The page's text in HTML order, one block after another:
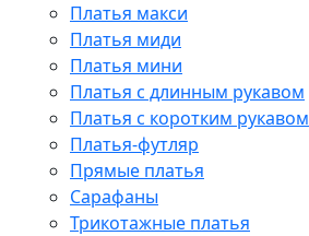
Платья макси
Платья миди
Платья мини
Платья с длинным рукавом
Платья с коротким рукавом
Платья-футляр
Прямые платья
Сарафаны
Трикотажные платья